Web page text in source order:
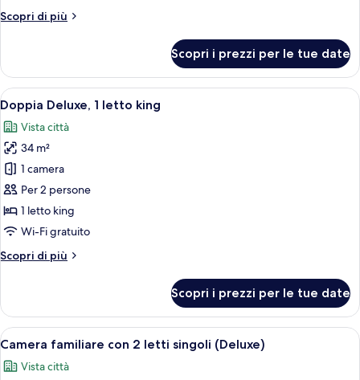
letto
Scopri di più
Altri
Junior,
letto
matrimoniale
(King)
Scopri i prezzi per le tue date
Apri
tutte
le
foto
per
Doppia
Deluxe,
1
king
Una camera d'hotel con un letto
3
Doppia Deluxe, 1 letto king
Vista città
34 m²
1 camera
Per 2 persone
1 letto king
Wi-Fi gratuito
Scopri di più
Altri
Deluxe,
letto
Scopri i prezzi per le tue date
Apri
tutte
le
Una camera d'albergo con due letti,
4
Camera familiare con 2 letti singoli (Deluxe)
Vista città